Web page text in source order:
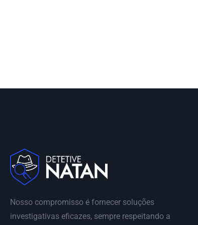
Nosso compromisso é fornecer soluções
investigativas eficazes, sempre respeitando a